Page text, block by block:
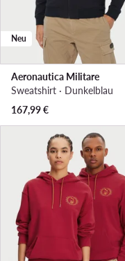
Neu
Aeronautica Militare
Sweatshirt · Dunkelblau
167,99€